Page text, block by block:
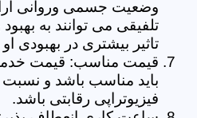
وضعیت جسمی وروانی
تلفیقی می توانند به
تاثیر بیشتری در بهبودی
قیمت مناسب: قیمت
باید مناسب باشد و نسبت
فیزیوتراپی رقابتی باشد.